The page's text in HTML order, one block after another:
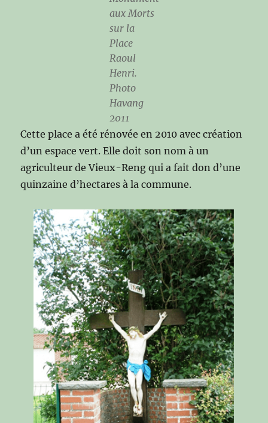
aux Morts
sur la
Place
Raoul
Henri.
Photo
Havang
2011
Cette place a été rénovée en 2010 avec création
d’un espace vert. Elle doit son nom à un
agriculteur de Vieux-Reng qui a fait don d’une
quinzaine d’hectares à la commune.